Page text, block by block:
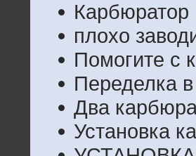
Карбюратор
плохо
Помогите с
Переделка
Два
Установка